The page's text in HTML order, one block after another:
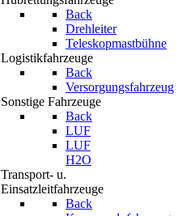
Back
Drehleiter
Teleskopmastbühne
Logistikfahrzeuge
Back
Versorgungsfahrzeug
Sonstige Fahrzeuge
Back
LUF
LUF
H2O
Transport- u.
Einsatzleitfahrzeuge
Back